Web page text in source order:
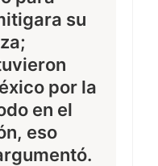
su
por la
en el
eso